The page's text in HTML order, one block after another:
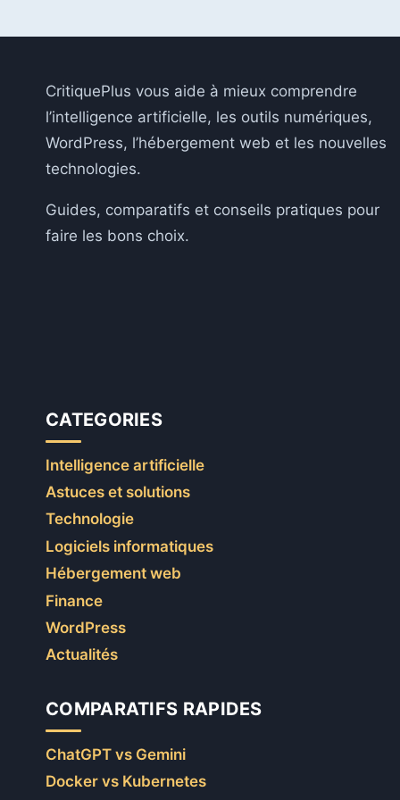
CORRIGER
L’ACCÈS
REFUSÉ
CritiquePlus vous aide à mieux comprendre
l’intelligence artificielle, les outils numériques,
WordPress, l’hébergement web et les nouvelles
technologies.
Guides, comparatifs et conseils pratiques pour
faire les bons choix.
CATEGORIES
Intelligence artificielle
Astuces et solutions
Technologie
Logiciels informatiques
Hébergement web
Finance
WordPress
Actualités
COMPARATIFS RAPIDES
ChatGPT vs Gemini
Docker vs Kubernetes